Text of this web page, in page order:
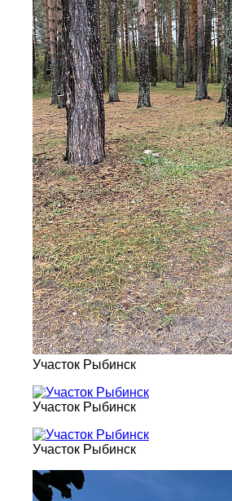
Участок Рыбинск
Участок Рыбинск
Участок Рыбинск